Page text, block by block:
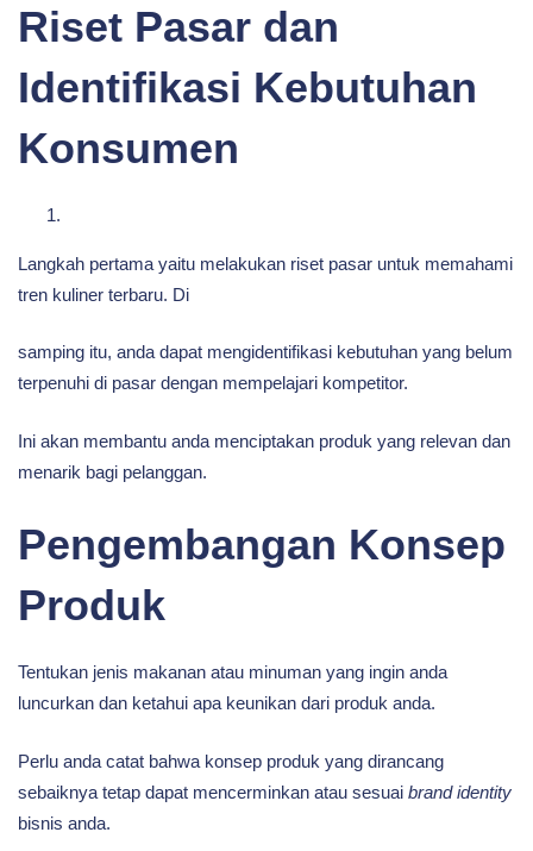
Riset Pasar dan
Identifikasi Kebutuhan
Konsumen
Langkah pertama yaitu melakukan riset pasar untuk memahami
tren kuliner terbaru. Di
samping itu, anda dapat mengidentifikasi kebutuhan yang belum
terpenuhi di pasar dengan mempelajari kompetitor.
Ini akan membantu anda menciptakan produk yang relevan dan
menarik bagi pelanggan.
Pengembangan Konsep
Produk
Tentukan jenis makanan atau minuman yang ingin anda
luncurkan dan ketahui apa keunikan dari produk anda.
Perlu anda catat bahwa konsep produk yang dirancang
sebaiknya tetap dapat mencerminkan atau sesuai brand identity
bisnis anda.